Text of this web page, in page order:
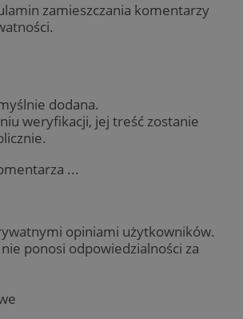
zamieszczania komentarzy
dodana.
weryfikacji, jej treść zostanie
...
opiniami użytkowników.
ponosi odpowiedzialności za